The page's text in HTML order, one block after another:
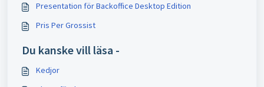
Presentation för Backoffice Desktop Edition
Pris Per Grossist
Du kanske vill läsa -
Kedjor